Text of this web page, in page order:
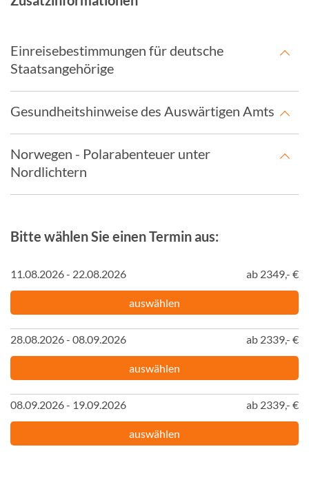
Einreisebestimmungen für deutsche
Staatsangehörige
Gesundheitshinweise des Auswärtigen Amts
Norwegen - Polarabenteuer unter
Nordlichtern
Bitte wählen Sie einen Termin aus:
11.08.2026 - 22.08.2026 ab 2349,- €
auswählen
28.08.2026 - 08.09.2026 ab 2339,- €
auswählen
08.09.2026 - 19.09.2026 ab 2339,- €
auswählen